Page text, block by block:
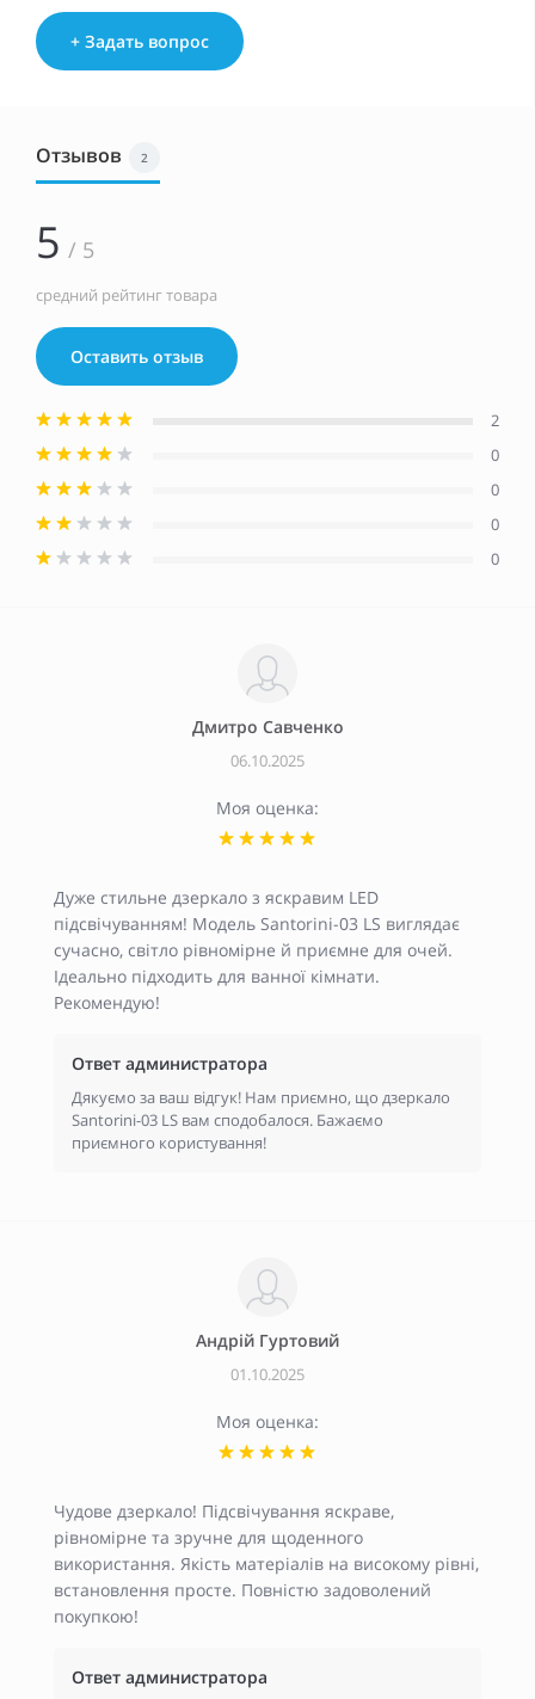
+ Задать вопрос
Отзывов 2
5 / 5
средний рейтинг товара
Оставить отзыв
2
0
0
0
0
Дмитро Савченко
06.10.2025
Моя оценка:
Дуже стильне дзеркало з яскравим LED
підсвічуванням! Модель Santorini-03 LS виглядає
сучасно, світло рівномірне й приємне для очей.
Ідеально підходить для ванної кімнати.
Рекомендую!
Ответ администратора
Дякуємо за ваш відгук! Нам приємно, що дзеркало
Santorini-03 LS вам сподобалося. Бажаємо
приємного користування!
Андрій Гуртовий
01.10.2025
Моя оценка:
Чудове дзеркало! Підсвічування яскраве,
рівномірне та зручне для щоденного
використання. Якість матеріалів на високому рівні,
встановлення просте. Повністю задоволений
покупкою!
Ответ администратора